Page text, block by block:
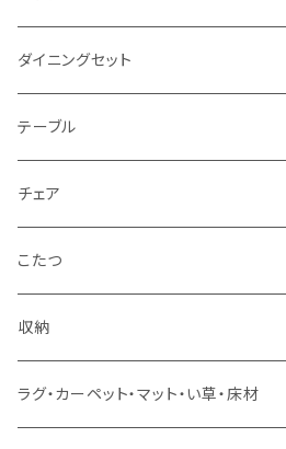
2人掛け
1人掛け
カウチソファ
コーナーソファ
ソファセット
スツール・オットマン
シングルサイズ以下（フレームのみ）
セミダブルサイズ（フレームのみ）
ダブルサイズ（フレームのみ）
ワイドダブルサイズ以上（フレームのみ）
シングルサイズ以下（マットレス付）
セミダブルサイズ（マットレス付）
ダイニングセット
ダイニング3点セット以下
ダイニング4点セット
ダイニング5点・6点セット
ダイニング7点セット以上
テーブル
センターテーブル
ダイニングテーブル
カウンターテーブル
リフティングテーブル
チェア
ダイニングチェア
カウンターチェア
キッズチェア
こたつ
こたつテーブル
こたつ布団
収納
本棚・シェルフ
ラグ・カーペット・マット・い草・床材